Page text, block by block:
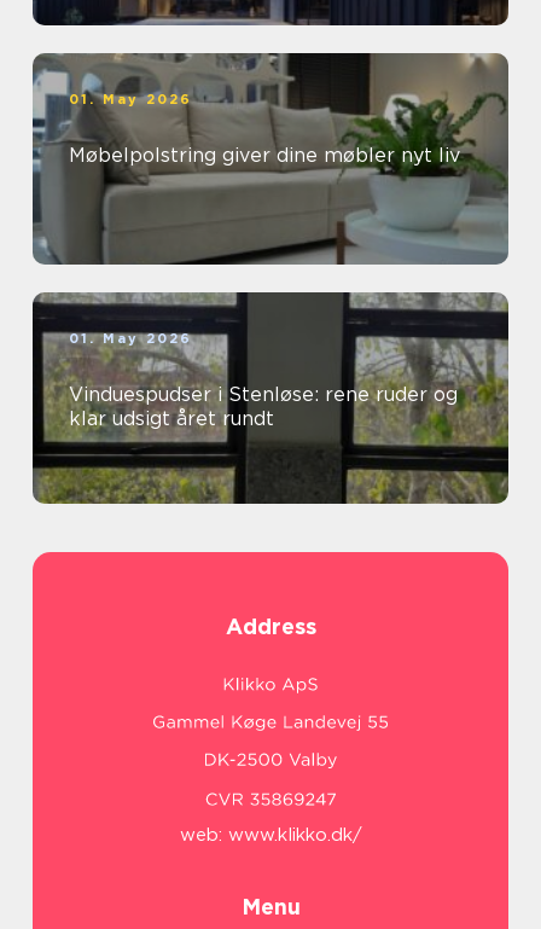
01. May 2026
Møbelpolstring giver dine møbler nyt liv
01. May 2026
Vinduespudser i Stenløse: rene ruder og
klar udsigt året rundt
Address
web: www.klikko.dk/
Menu